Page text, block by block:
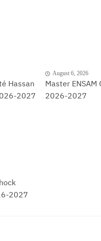
Hassan
2027
August 6, 2026
Master ENSAM
2026-2027
2027